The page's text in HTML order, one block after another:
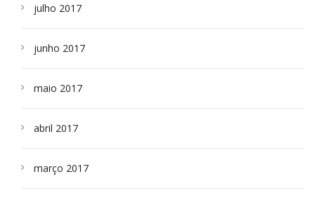
julho 2017
junho 2017
maio 2017
abril 2017
março 2017